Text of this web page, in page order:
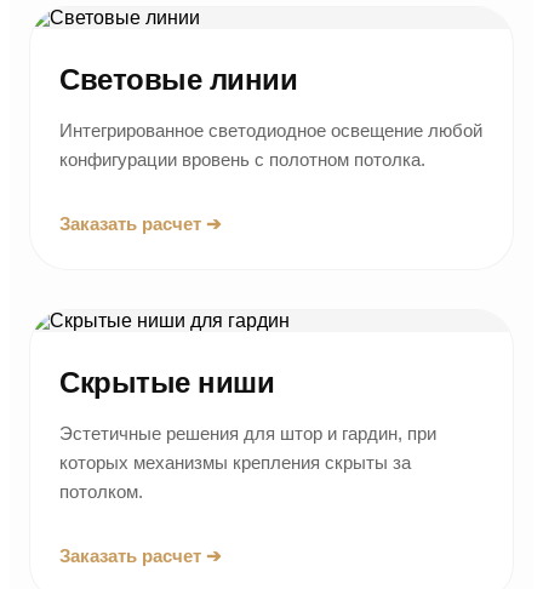
Световые линии
Интегрированное светодиодное освещение любой
конфигурации вровень с полотном потолка.
Заказать расчет ➔
Скрытые ниши
Эстетичные решения для штор и гардин, при
которых механизмы крепления скрыты за
потолком.
Заказать расчет ➔